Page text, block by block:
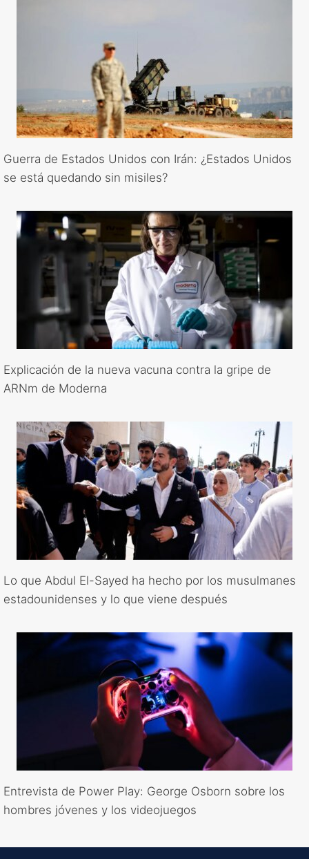
Guerra de Estados Unidos con Irán: ¿Estados Unidos
se está quedando sin misiles?
Explicación de la nueva vacuna contra la gripe de
ARNm de Moderna
Lo que Abdul El-Sayed ha hecho por los musulmanes
estadounidenses y lo que viene después
Entrevista de Power Play: George Osborn sobre los
hombres jóvenes y los videojuegos